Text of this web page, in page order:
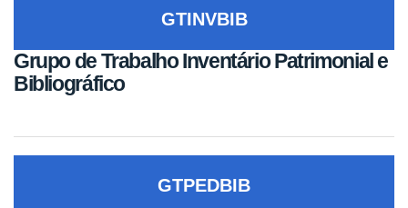
GTINVBIB
Grupo de Trabalho Inventário Patrimonial e
Bibliográfico
GTPEDBIB